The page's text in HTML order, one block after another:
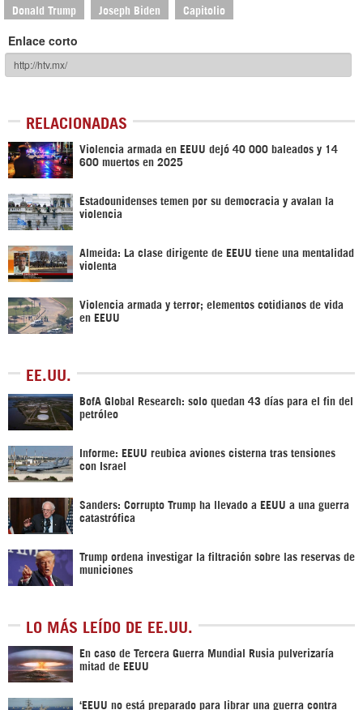
Donald Trump Joseph Biden Capitolio
Enlace corto
RELACIONADAS
Violencia armada en EEUU dejó 40 000 baleados y 14
600 muertos en 2025
Estadounidenses temen por su democracia y avalan la
violencia
Almeida: La clase dirigente de EEUU tiene una mentalidad
violenta
Violencia armada y terror; elementos cotidianos de vida
en EEUU
EE.UU.
BofA Global Research: solo quedan 43 días para el fin del
petróleo
Informe: EEUU reubica aviones cisterna tras tensiones
con Israel
Sanders: Corrupto Trump ha llevado a EEUU a una guerra
catastrófica
Trump ordena investigar la filtración sobre las reservas de
municiones
LO MÁS LEÍDO DE EE.UU.
En caso de Tercera Guerra Mundial Rusia pulverizaría
mitad de EEUU
‘EEUU no está preparado para librar una guerra contra